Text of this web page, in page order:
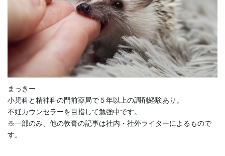
まっきー
小児科と精神科の門前薬局で５年以上の調剤経験あり。
不妊カウンセラーを目指して勉強中です。
※一部のみ、他の軟膏の記事は社内・社外ライターによるもので
す。